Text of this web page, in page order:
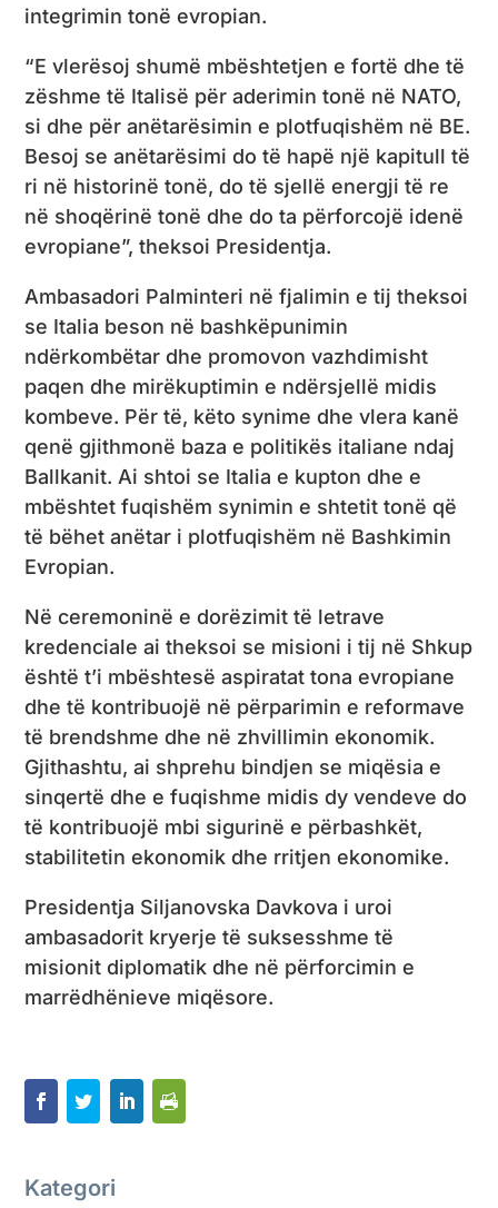
integrimin tonë evropian.
“E vlerësoj shumë mbështetjen e fortë dhe të
zëshme të Italisë për aderimin tonë në NATO,
si dhe për anëtarësimin e plotfuqishëm në BE.
Besoj se anëtarësimi do të hapë një kapitull të
ri në historinë tonë, do të sjellë energji të re
në shoqërinë tonë dhe do ta përforcojë idenë
evropiane”, theksoi Presidentja.
Ambasadori Palminteri në fjalimin e tij theksoi
se Italia beson në bashkëpunimin
ndërkombëtar dhe promovon vazhdimisht
paqen dhe mirëkuptimin e ndërsjellë midis
kombeve. Për të, këto synime dhe vlera kanë
qenë gjithmonë baza e politikës italiane ndaj
Ballkanit. Ai shtoi se Italia e kupton dhe e
mbështet fuqishëm synimin e shtetit tonë që
të bëhet anëtar i plotfuqishëm në Bashkimin
Evropian.
Në ceremoninë e dorëzimit të letrave
kredenciale ai theksoi se misioni i tij në Shkup
është t’i mbështesë aspiratat tona evropiane
dhe të kontribuojë në përparimin e reformave
të brendshme dhe në zhvillimin ekonomik.
Gjithashtu, ai shprehu bindjen se miqësia e
sinqertë dhe e fuqishme midis dy vendeve do
të kontribuojë mbi sigurinë e përbashkët,
stabilitetin ekonomik dhe rritjen ekonomike.
Presidentja Siljanovska Davkova i uroi
ambasadorit kryerje të suksesshme të
misionit diplomatik dhe në përforcimin e
marrëdhënieve miqësore.
Kategori